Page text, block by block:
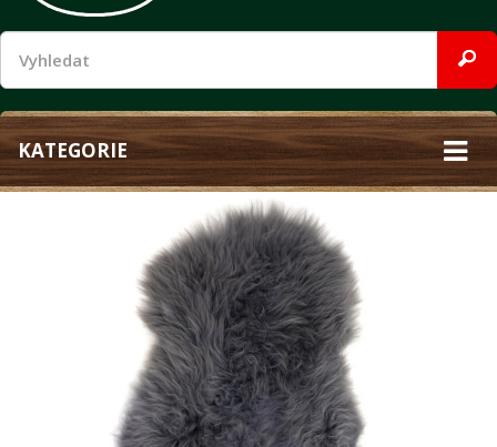
KATEGORIE